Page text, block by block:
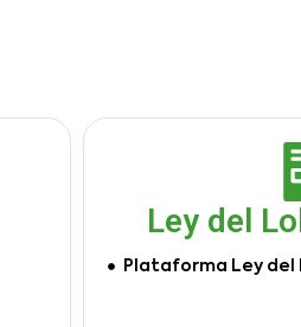
Ley del
Plataforma Ley del